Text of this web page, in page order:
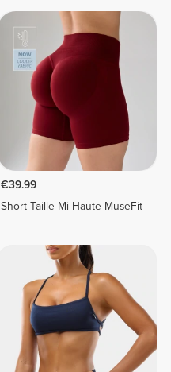
€39.99
Short Taille Mi-Haute MuseFit